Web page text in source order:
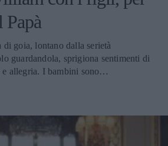
Papà
goia, lontano dalla serietà
guardandola, sprigiona sentimenti di
allegria. I bambini sono
austera che circonda la corte inglese.